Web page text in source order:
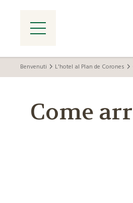
Benvenuti L'hotel al Plan de Corones
Come